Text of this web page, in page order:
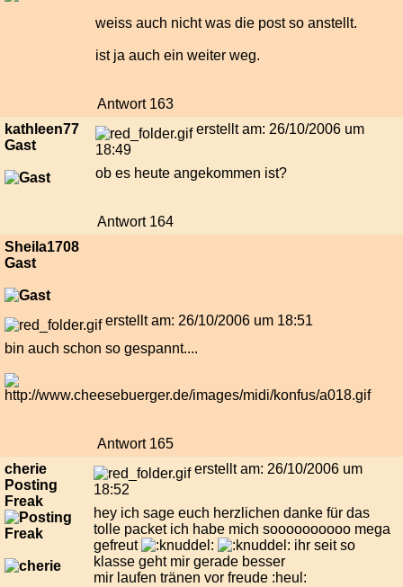
weiss auch nicht was die post so anstellt.
ist ja auch ein weiter weg.
Antwort 163
kathleen77
Gast
erstellt am: 26/10/2006 um
18:49
ob es heute angekommen ist?
Antwort 164
Sheila1708
Gast
erstellt am: 26/10/2006 um 18:51
bin auch schon so gespannt....
Antwort 165
cherie
Posting
Freak
erstellt am: 26/10/2006 um
18:52
hey ich sage euch herzlichen danke für das
tolle packet ich habe mich soooooooooo mega
gefreut
ihr seit so
klasse geht mir gerade besser
mir laufen tränen vor freude :heul: